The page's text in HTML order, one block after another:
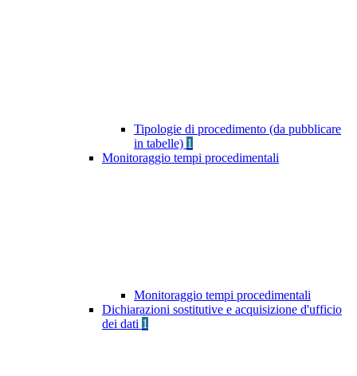
Tipologie di procedimento (da pubblicare
in tabelle) 1
Monitoraggio tempi procedimentali
Monitoraggio tempi procedimentali
Dichiarazioni sostitutive e acquisizione d'ufficio
dei dati 1